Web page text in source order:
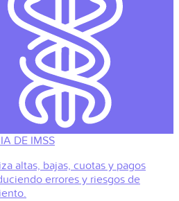
DE IMSS
altas, bajas, cuotas y pagos
errores y riesgos de